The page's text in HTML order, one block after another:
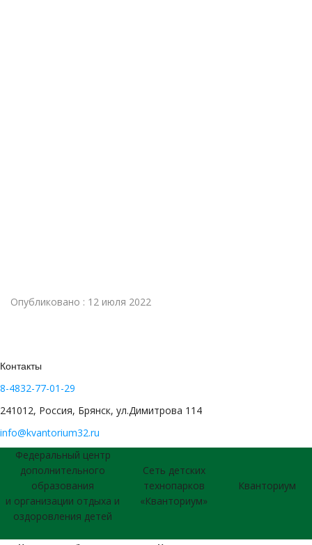
Опубликовано : 12 июля 2022
Контакты
8-4832-77-01-29
241012, Россия, Брянск, ул.Димитрова 114
info@kvantorium32.ru
Федеральный центр
дополнительного
образования
и организации отдыха и
оздоровления детей
Сеть детских
технопарков
«Кванториум»
Кванториум